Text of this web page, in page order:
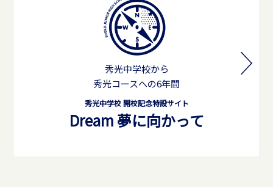
秀光中学校から
秀光コースへの6年間
秀光中学校 開校記念特設サイト
Dream 夢に向かって